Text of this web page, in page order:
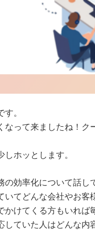
。
なって来ましたね！ク
ホッとします。
の効率化について話し
いてどんな会社やお客
かけてくる方もいれば
していた人はどんな内